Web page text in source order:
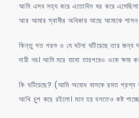
আমি এসব সহ্য করে এতোদিন ঘর করে
আর আমার স্বামীর অধিকার আছে আমাকে শাসন
কিন্তু গত পরশু ও যে ঘটনা ঘটিয়েছে তার
দায়ী নয়। আমি মরে যাবো তারপরেও ওকে ক্ষমা
কি ঘটিয়েছে? (আমি অবোধ বালকে রমত প্রশ্ন
আখি চুপ করে রইলো। মনে হয় বলতেও কষ্ট